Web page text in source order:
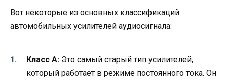
Вот некоторые из основных классификаций
автомобильных усилителей аудиосигнала:
Класс А: Это самый старый тип усилителей,
который работает в режиме постоянного тока. Он